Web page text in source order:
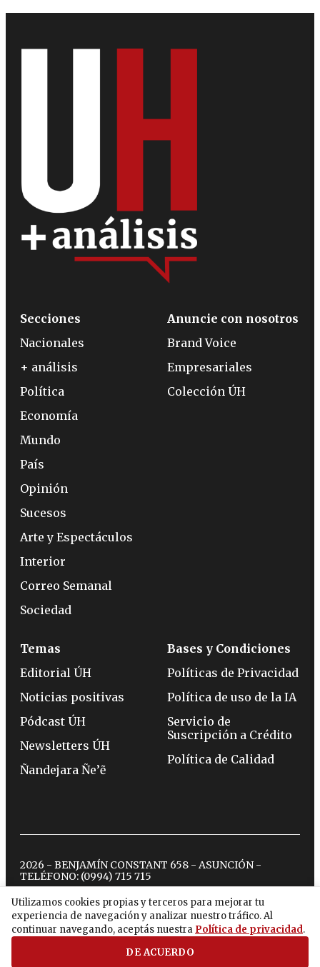
Utilizamos cookies propias y terceros para mejorar tu
experiencia de navegación y analizar nuestro tráfico. Al
continuar navegando, aceptás nuestra Política de privacidad.
DE ACUERDO
Secciones
Nacionales
+ análisis
Política
Economía
Mundo
País
Opinión
Sucesos
Arte y Espectáculos
Interior
Correo Semanal
Sociedad
Anuncie con nosotros
Brand Voice
Empresariales
Colección ÚH
Temas
Editorial ÚH
Noticias positivas
Pódcast ÚH
Newsletters ÚH
Ñandejara Ñe’ẽ
Bases y Condiciones
Políticas de Privacidad
Política de uso de la IA
Servicio de
Suscripción a Crédito
Política de Calidad
2026 - BENJAMÍN CONSTANT 658 - ASUNCIÓN -
TELÉFONO: (0994) 715 715
twitterinstagram
facebook
tiktokyoutubespotify